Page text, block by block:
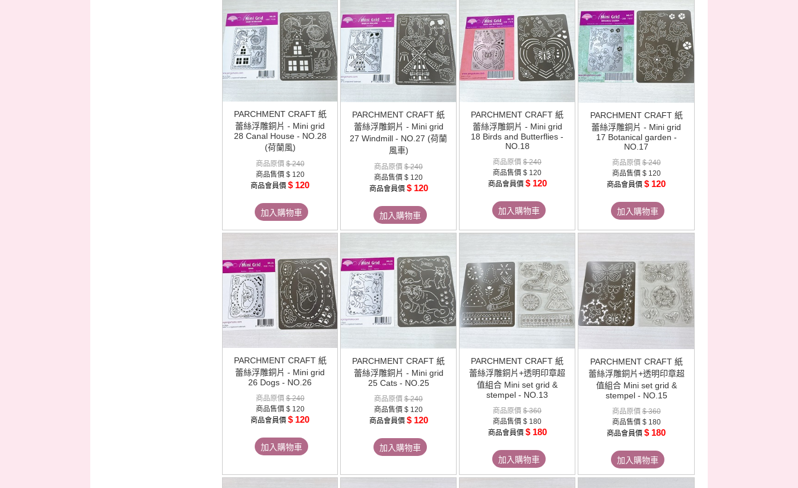
PARCHMENT CRAFT 紙
蕾絲浮雕銅片 - Mini grid
28 Canal House - NO.28
(荷蘭風)
商品原價$ 240
商品售價 $ 120
商品會員價 $ 120
加入購物車
PARCHMENT CRAFT 紙
蕾絲浮雕銅片 - Mini grid
27 Windmill - NO.27 (荷蘭
風車)
商品原價 $ 240
商品售價 $ 120
商品會員價 $ 120
加入購物車
PARCHMENT CRAFT 紙
蕾絲浮雕銅片 - Mini grid
18 Birds and Butterflies -
NO.18
商品原價 $ 240
商品售價 $ 120
商品會員價 $ 120
加入購物車
PARCHMENT CRAFT 紙
蕾絲浮雕銅片 - Mini grid
17 Botanical garden -
NO.17
商品原價$ 240
商品售價 $ 120
商品會員價 $ 120
加入購物車
PARCHMENT CRAFT 紙
蕾絲浮雕銅片 - Mini grid
26 Dogs - NO.26
商品原價$ 240
商品售價 $ 120
商品會員價 $ 120
加入購物車
PARCHMENT CRAFT 紙
蕾絲浮雕銅片 - Mini grid
25 Cats - NO.25
商品原價 $ 240
商品售價 $ 120
商品會員價 $ 120
加入購物車
PARCHMENT CRAFT 紙
蕾絲浮雕銅片+透明印章超
值組合 Mini set grid &
stempel - NO.13
商品原價 $ 360
商品售價 $ 180
商品會員價 $ 180
加入購物車
PARCHMENT CRAFT 紙
蕾絲浮雕銅片+透明印章超
值組合 Mini set grid &
stempel - NO.15
商品原價$ 360
商品售價 $ 180
商品會員價 $ 180
加入購物車